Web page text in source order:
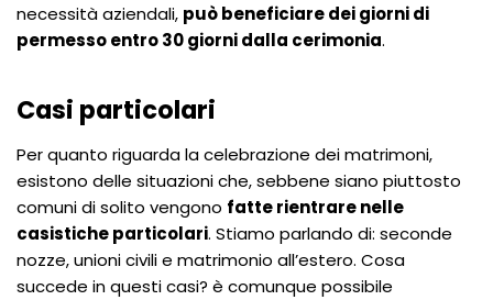
necessità aziendali, può beneficiare dei giorni di
permesso entro 30 giorni dalla cerimonia.
Casi particolari
Per quanto riguarda la celebrazione dei matrimoni,
esistono delle situazioni che, sebbene siano piuttosto
comuni di solito vengono fatte rientrare nelle
casistiche particolari. Stiamo parlando di: seconde
nozze, unioni civili e matrimonio all’estero. Cosa
succede in questi casi? è comunque possibile